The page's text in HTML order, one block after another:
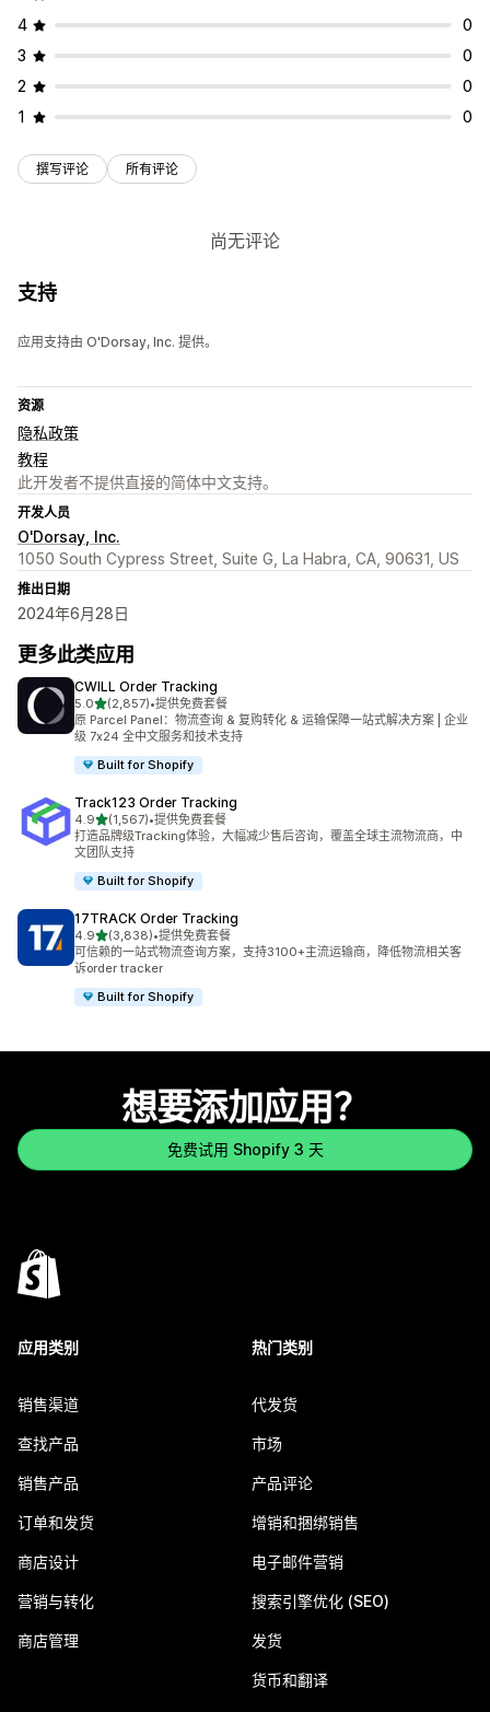
4
0
3
0
2
0
1
0
撰写评论 所有评论
尚无评论
支持
应用支持由 O'Dorsay, Inc. 提供。
资源
隐私政策
教程
此开发者不提供直接的简体中文支持。
开发人员
O'Dorsay, Inc.
1050 South Cypress Street, Suite G, La Habra, CA, 90631, US
推出日期
2024年6月28日
更多此类应用
CWILL Order Tracking
5.0星（满分 5 星）
(2,857)
总共 2857 条评论
•提供免费套餐
原 Parcel Panel：物流查询 & 复购转化 & 运输保障一站式解决方案 | 企业
级 7x24 全中文服务和技术支持
Built for Shopify
Track123 Order Tracking
4.9星（满分 5 星）
(1,567)
总共 1567 条评论
•提供免费套餐
打造品牌级Tracking体验，大幅减少售后咨询，覆盖全球主流物流商，中
文团队支持
Built for Shopify
17TRACK Order Tracking
4.9星（满分 5 星）
(3,838)
总共 3838 条评论
•提供免费套餐
可信赖的一站式物流查询方案，支持3100+主流运输商，降低物流相关客
诉order tracker
Built for Shopify
想要添加应用？
免费试用 Shopify 3 天
应用类别
销售渠道
查找产品
销售产品
订单和发货
商店设计
营销与转化
商店管理
热门类别
代发货
市场
产品评论
增销和捆绑销售
电子邮件营销
搜索引擎优化 (SEO)
发货
货币和翻译